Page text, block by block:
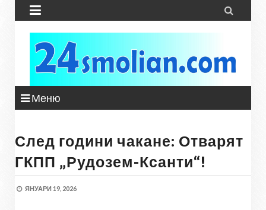
 
Меню
След години чакане: Отварят
ГКПП „Рудозем-Ксанти“!
ЯНУАРИ 19, 2026